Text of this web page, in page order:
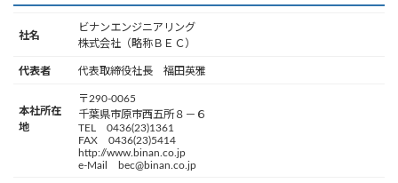
社名
ビナンエンジニアリング
株式会社（略称ＢＥＣ）
代表者 代表取締役社長 福田英雅
本社所在
地
〒290-0065
千葉県市原市西五所８－６
TEL 0436(23)1361
FAX 0436(23)5414
http://www.binan.co.jp
e-Mail bec@binan.co.jp